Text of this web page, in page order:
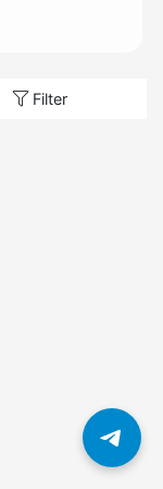
Filter